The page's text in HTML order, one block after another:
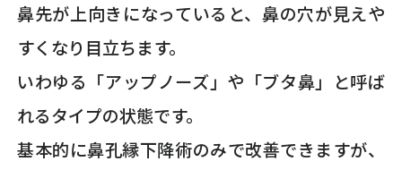
鼻先が上向きになっていると、鼻の穴が見えや
すくなり目立ちます。
いわゆる「アップノーズ」や「ブタ鼻」と呼ば
れるタイプの状態です。
基本的に鼻孔縁下降術のみで改善できますが、